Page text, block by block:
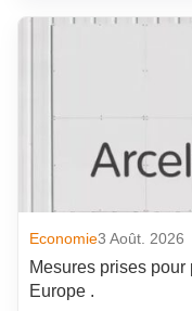
Economie3 Août. 2026
Mesures prises pour
Europe .